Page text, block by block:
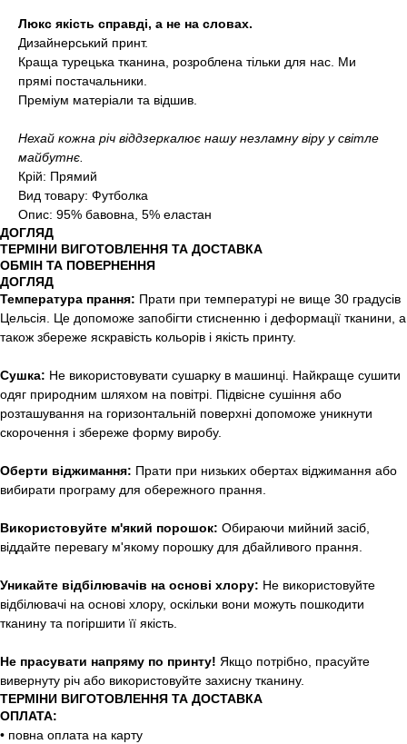
Люкс якість справді, а не на словах.
Дизайнерський принт.
Краща турецька тканина, розроблена тільки для нас. Ми
прямі постачальники.
Преміум матеріали та відшив.
Нехай кожна річ віддзеркалює нашу незламну віру у світле
майбутнє.
Крій: Прямий
Вид товару: Футболка
Опис: 95% бавовна, 5% еластан
ДОГЛЯД
ТЕРМІНИ ВИГОТОВЛЕННЯ ТА ДОСТАВКА
ОБМІН ТА ПОВЕРНЕННЯ
ДОГЛЯД
Температура прання: Прати при температурі не вище 30 градусів
Цельсія. Це допоможе запобігти стисненню і деформації тканини, а
також збереже яскравість кольорів і якість принту.
Сушка: Не використовувати сушарку в машинці. Найкраще сушити
одяг природним шляхом на повітрі. Підвісне сушіння або
розташування на горизонтальній поверхні допоможе уникнути
скорочення і збереже форму виробу.
Оберти віджимання: Прати при низьких обертах віджимання або
вибирати програму для обережного прання.
Використовуйте м'який порошок: Обираючи мийний засіб,
віддайте перевагу м'якому порошку для дбайливого прання.
Уникайте відбілювачів на основі хлору: Не використовуйте
відбілювачі на основі хлору, оскільки вони можуть пошкодити
тканину та погіршити її якість.
Не прасувати напряму по принту! Якщо потрібно, прасуйте
вивернуту річ або використовуйте захисну тканину.
ТЕРМІНИ ВИГОТОВЛЕННЯ ТА ДОСТАВКА
ОПЛАТА:
• повна оплата на карту